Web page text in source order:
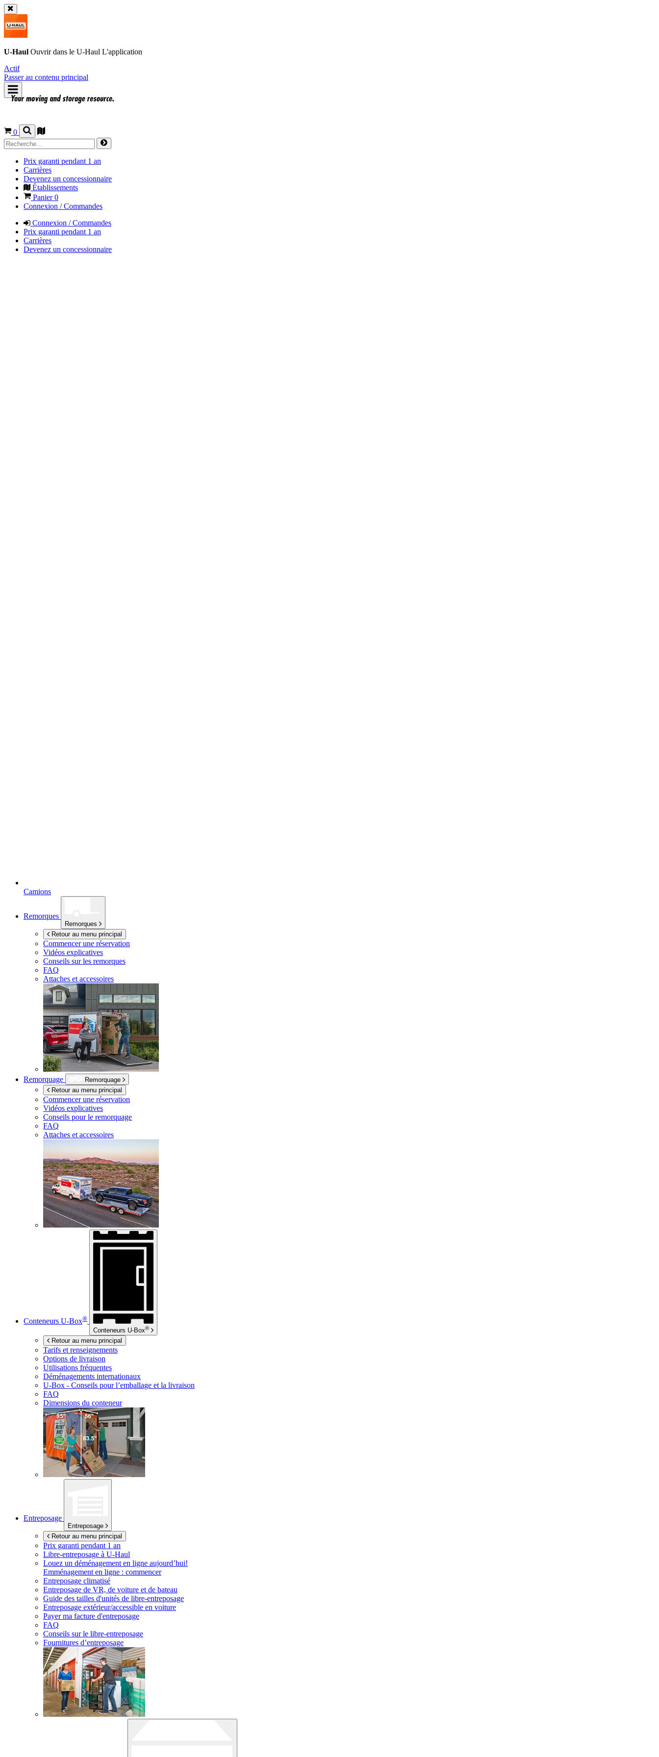
U-Haul Ouvrir dans le U-Haul L'application
Actif
Passer au contenu principal
0
Prix garanti pendant 1 an
Carrières
Devenez un concessionnaire
Établissements
Panier0
Connexion / Commandes
Connexion / Commandes
Prix garanti pendant 1 an
Carrières
Devenez un concessionnaire
Camions
Remorques
Remorques
Retour au menu principal
Commencer une réservation
Vidéos explicatives
Conseils sur les remorques
FAQ
Attaches et accessoires
Remorquage
Remorquage
Retour au menu principal
Commencer une réservation
Vidéos explicatives
Conseils pour le remorquage
FAQ
Attaches et accessoires
Conteneurs U-Box®
Conteneurs U-Box®
Retour au menu principal
Tarifs et renseignements
Options de livraison
Utilisations fréquentes
Déménagements internationaux
U-Box - Conseils pour l’emballage et la livraison
FAQ
Dimensions du conteneur
Entreposage
Entreposage
Retour au menu principal
Prix garanti pendant 1 an
Libre-entreposage à U-Haul
Louez un déménagement en ligne aujourd’hui!
Emménagement en ligne : commencer
Entreposage climatisé
Entreposage de VR, de voiture et de bateau
Guide des tailles d'unités de libre-entreposage
Entreposage extérieur/accessible en voiture
Payer ma facture d'entreposage
FAQ
Conseils sur le libre-entreposage
Fournitures d’entreposage